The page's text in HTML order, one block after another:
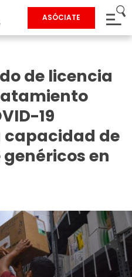
ASÓCIATE
de licencia
19
de
en